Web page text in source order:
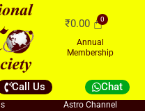
₹0.00
Annual
Membership
Call Us Chat
Astro Channel